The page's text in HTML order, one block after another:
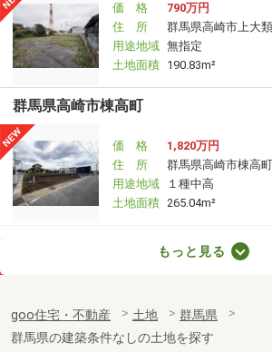
価 格
790万円
住 所
群馬県高崎市上大
用途地域 無指定
土地面積 190.83m²
群馬県高崎市棟高町
価 格
1,820万円
住 所
群馬県高崎市棟高町
用途地域
１種中高
土地面積 265.04m²
用途地域
１種中高
土地面積 265.09m²
もっと見る
goo住宅・不動産 土地
群馬県
群馬県の建築条件なしの土地を探す